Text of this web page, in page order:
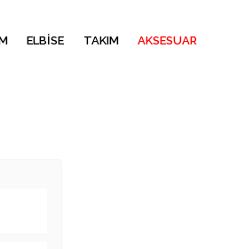
ELBİSE TAKIM AKSESUAR